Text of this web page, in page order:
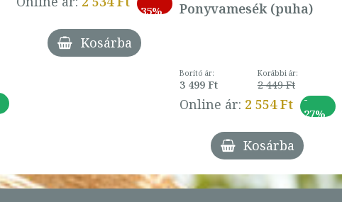
35%
Kosárba
Ponyvamesék (puha)
Borító ár:
3 499 Ft
Korábbi ár:
2 449 Ft
Online ár: 2 554 Ft
-
27%
Kosárba